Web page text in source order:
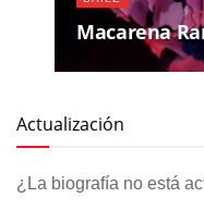
Macarena
Actualización
¿La biografía no está